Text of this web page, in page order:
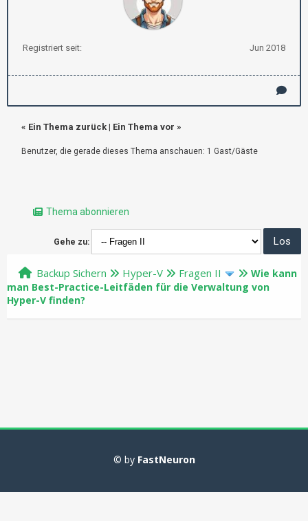
Registriert seit: Jun 2018
« Ein Thema zurück | Ein Thema vor »
Benutzer, die gerade dieses Thema anschauen: 1 Gast/Gäste
Thema abonnieren
Gehe zu:
Backup Sichern Hyper-V Fragen II
Wie kann
man Best-Practice-Leitfäden für die Verwaltung von
Hyper-V finden?
© by FastNeuron